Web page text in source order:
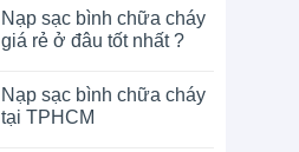
Nạp sạc bình chữa cháy
giá rẻ ở đâu tốt nhất ?
Nạp sạc bình chữa cháy
tại TPHCM